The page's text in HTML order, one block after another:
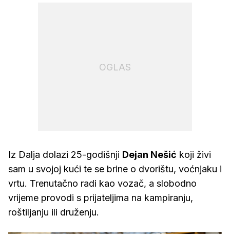
OGLAS
Iz Dalja dolazi 25-godišnji Dejan Nešić koji živi
sam u svojoj kući te se brine o dvorištu, voćnjaku i
vrtu. Trenutačno radi kao vozač, a slobodno
vrijeme provodi s prijateljima na kampiranju,
roštiljanju ili druženju.